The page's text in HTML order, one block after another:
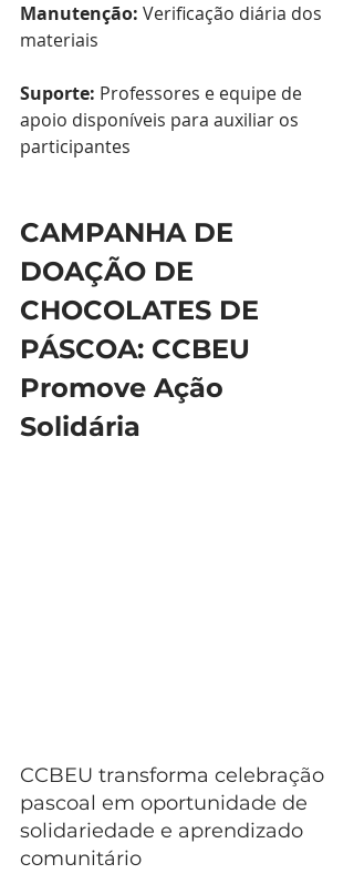
Manutenção: Verificação diária dos
materiais
Suporte: Professores e equipe de
apoio disponíveis para auxiliar os
participantes
CAMPANHA DE
DOAÇÃO DE
CHOCOLATES DE
PÁSCOA: CCBEU
Promove Ação
Solidária
CCBEU transforma celebração
pascoal em oportunidade de
solidariedade e aprendizado
comunitário